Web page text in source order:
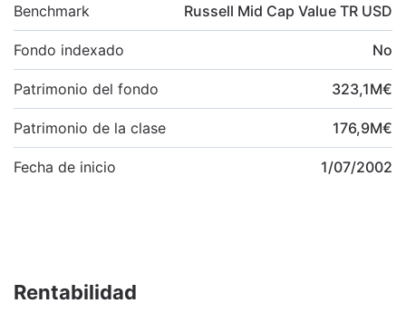
Benchmark Russell Mid Cap Value TR USD
Fondo indexado No
Patrimonio del fondo 323,1M€
Patrimonio de la clase 176,9M€
Fecha de inicio 1/07/2002
Rentabilidad